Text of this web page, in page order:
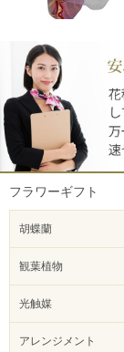
フラワーギフト
胡蝶蘭
観葉植物
光触媒
アレンジメント